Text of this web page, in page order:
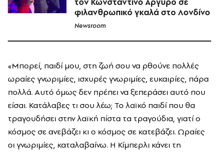
φιλανθρωπικό γκαλά στο Λονδίνο
Newsroom
«Μπορεί, παιδί μου, στη ζωή σου να ρθούνε πολλές
ωραίες γνωριμίες, ισχυρές γνωριμίες, ευκαιρίες, πάρα
πολλά. Αυτό όμως δεν πρέπει να ξεπεράσει αυτό που
είσαι. Κατάλαβες τι σου λέω; Το λαϊκό παιδί που θα
τραγουδήσει στην λαϊκή πίστα τα τραγούδια, γιατί ο
κόσμος σε ανεβάζει κι ο κόσμος σε κατεβάζει. Ωραίες
οι γνωριμίες, καταλαβαίνω. Η Κίμπερλι κάνει τη